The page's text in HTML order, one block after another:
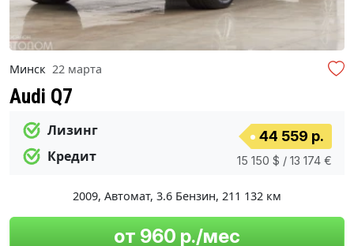
Минск 22 марта
Audi Q7
Лизинг
Кредит
44 559 р.
15 150 $ / 13 174 €
2009, Автомат, 3.6 Бензин, 211 132 км
от 960 р./мес